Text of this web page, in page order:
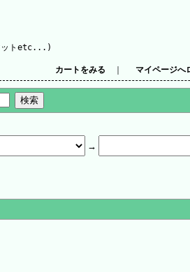
ットetc...)
カートをみる マイページへ